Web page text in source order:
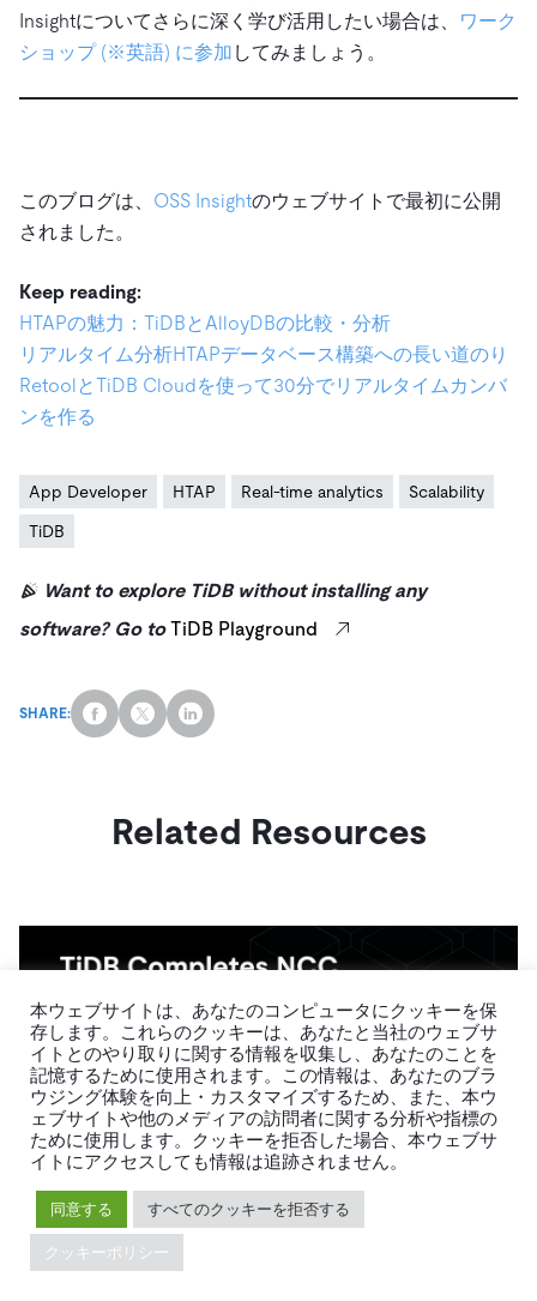
Insightについてさらに深く学び活用したい場合は、
ワーク
ショップ (※英語) に参加 してみましょう。
このブログは、 OSS Insightのウェブサイトで最初に公開
されました。
Keep reading:
HTAPの魅力：TiDBとAlloyDBの比較・分析
リアルタイム分析HTAPデータベース構築への長い道のり
RetoolとTiDB Cloudを使って30分でリアルタイムカンバ
ンを作る
App Developer HTAP Real-time analytics Scalability
TiDB
Want to explore TiDB without installing any
software? Go toTiDB Playground
SHARE:
Related Resources
Product June 29, 2026
TiDB Completes Independent Security
Assessment by NCC Group
本ウェブサイトは、あなたのコンピュータにクッキーを保
存します。これらのクッキーは、あなたと当社のウェブサ
イトとのやり取りに関する情報を収集し、あなたのことを
記憶するために使用されます。この情報は、あなたのブラ
ウジング体験を向上・カスタマイズするため、また、本ウ
ェブサイトや他のメディアの訪問者に関する分析や指標の
ために使用します。クッキーを拒否した場合、本ウェブサ
イトにアクセスしても情報は追跡されません。
同意する すべてのクッキーを拒否する
クッキーポリシー